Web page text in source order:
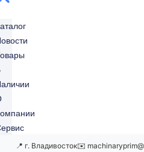
📍 г. Владивосток✉️